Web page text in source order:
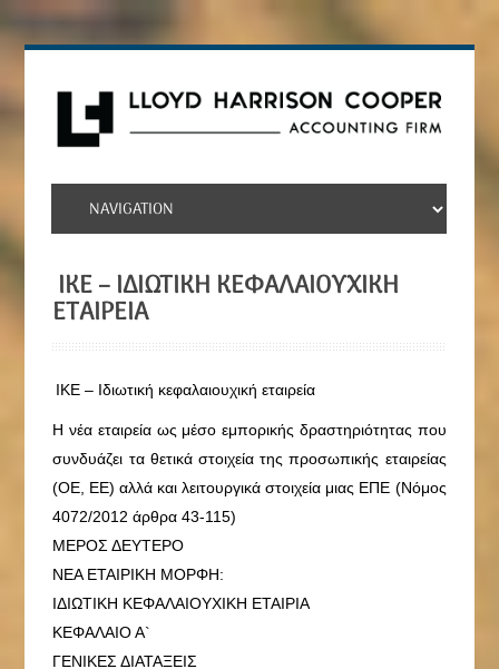
ΙΚΕ – ΙΔΙΩΤΙΚΉ ΚΕΦΑΛΑΙΟΥΧΙΚΉ
ΕΤΑΙΡΕΊΑ
ΙΚΕ – Ιδιωτική κεφαλαιουχική εταιρεία
Η νέα εταιρεία ως μέσο εμπορικής δραστηριότητας που
συνδυάζει τα θετικά στοιχεία της προσωπικής εταιρείας
(ΟΕ, ΕΕ) αλλά και λειτουργικά στοιχεία μιας ΕΠΕ (Νόμος
4072/2012 άρθρα 43-115)
ΜΕΡΟΣ ΔΕΥΤΕΡΟ
ΝΕΑ ΕΤΑΙΡΙΚΗ ΜΟΡΦΗ:
ΙΔΙΩΤΙΚΗ ΚΕΦΑΛΑΙΟΥΧΙΚΗ ΕΤΑΙΡΙΑ
ΚΕΦΑΛΑΙΟ Α`
ΓΕΝΙΚΕΣ ΔΙΑΤΑΞΕΙΣ